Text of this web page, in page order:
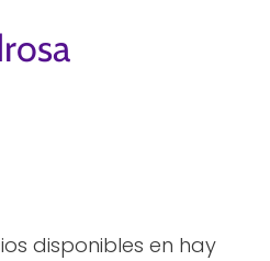
disponibles en hay